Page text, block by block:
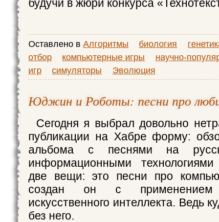
будучи в жюри конкурса
Оставлено в Алгоритмы биология
отбор
компьютерные игры
научно-
игр
симуляторы Эволюция
Юджин и Роботы: песни про
Сегодня я выбрал довольно
публикации на Хабре форму:
альбома с песнями на
информационными
две вещи: это песни про
создан он с применением
искусственного интеллекта. Ведь
без него.